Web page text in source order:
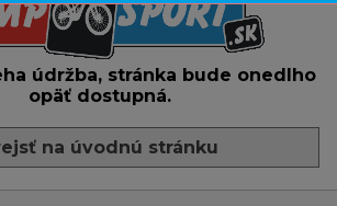
údržba, stránka bude onedlho
opäť dostupná.
na úvodnú stránku